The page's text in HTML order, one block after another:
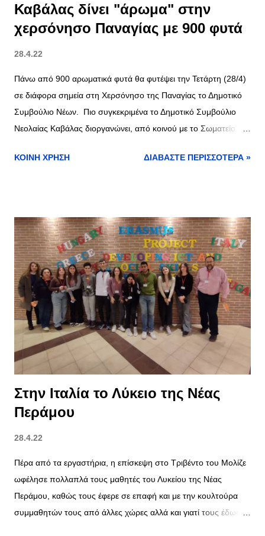
Καβάλας δίνει "άρωμα" στην
χερσόνησο Παναγίας με 900 φυτά
28.4.22
Πάνω από 900 αρωματικά φυτά θα φυτέψει την Τετάρτη (28/4)
σε διάφορα σημεία στη Χερσόνησο της Παναγίας το Δημοτικό
Συμβούλιο Νέων. Πιο συγκεκριμένα το Δημοτικό Συμβούλιο
Νεολαίας Καβάλας διοργανώνει, από κοινού με το Σωματείο
τον εξωραϊστικό πολιτιστικό σύλλογο «Το Κάστρο», φυτεύσεις
εκπρόσωπου τύπου Δημοτικού Συμβουλίου Νέων εδώ >>
kavalanews.gr
ΚΟΙΝΉ ΧΡΉΣΗ ΔΙΑΒΆΣΤΕ ΠΕΡΙΣΣΌΤΕΡΑ »
Στην Ιταλία το Λύκειο της Νέας
Περάμου
28.4.22
Πέρα από τα εργαστήρια, η επίσκεψη στο Τριβέντο του Μολίζε
ωφέλησε πολλαπλά τους μαθητές του Λυκείου της Νέας
Περάμου, καθώς τους έφερε σε επαφή και με την κουλτούρα
συμμαθητών τους από άλλες χώρες αλλά και γιατί τους έδωσε